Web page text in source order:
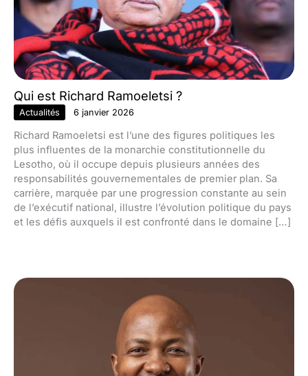
Qui est Richard Ramoeletsi ?
Actualités 6 janvier 2026
Richard Ramoeletsi est l’une des figures politiques les
plus influentes de la monarchie constitutionnelle du
Lesotho, où il occupe depuis plusieurs années des
responsabilités gouvernementales de premier plan. Sa
carrière, marquée par une progression constante au sein
de l’exécutif national, illustre l’évolution politique du pays
et les défis auxquels il est confronté dans le domaine […]